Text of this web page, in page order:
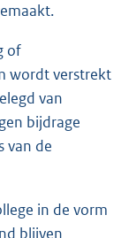
of
wordt verstrekt
van
bijdrage
van de
in de vorm
blijven